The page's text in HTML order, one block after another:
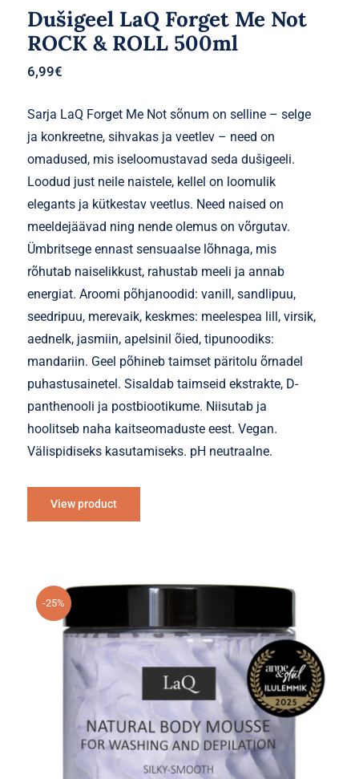
Dušigeel LaQ Forget Me Not
ROCK & ROLL 500ml
6,99€
Sarja LaQ Forget Me Not sõnum on selline – selge
ja konkreetne, sihvakas ja veetlev – need on
omadused, mis iseloomustavad seda dušigeeli.
Loodud just neile naistele, kellel on loomulik
elegants ja kütkestav veetlus. Need naised on
meeldejäävad ning nende olemus on võrgutav.
Ümbritsege ennast sensuaalse lõhnaga, mis
rõhutab naiselikkust, rahustab meeli ja annab
energiat. Aroomi põhjanoodid: vanill, sandlipuu,
seedripuu, merevaik, keskmes: meelespea lill, virsik,
aednelk, jasmiin, apelsinil õied, tipunoodiks:
mandariin. Geel põhineb taimset päritolu õrnadel
puhastusainetel. Sisaldab taimseid ekstrakte, D-
panthenooli ja postbiootikume. Niisutab ja
hoolitseb naha kaitseomaduste eest. Vegan.
Välispidiseks kasutamiseks. pH neutraalne.
View product
-25%